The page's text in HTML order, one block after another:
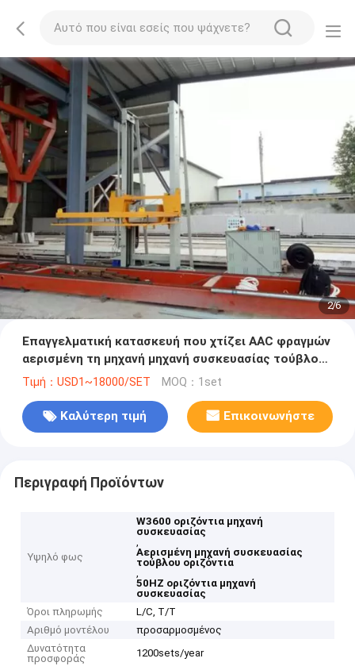
2/6
Επαγγελματική κατασκευή που χτίζει AAC φραγμών
αερισμένη τη μηχανή μηχανή συσκευασίας τούβλου
οριζόντια
Τιμή：USD1~18000/SET MOQ：1set
Καλύτερη τιμή Επικοινωνήστε
Περιγραφή Προϊόντων
Υψηλό φως
W3600 οριζόντια μηχανή
συσκευασίας
,
Αερισμένη μηχανή συσκευασίας
τούβλου οριζόντια
,
50HZ οριζόντια μηχανή
συσκευασίας
Όροι πληρωμής
L/C, T/T
Αριθμό μοντέλου
προσαρμοσμένος
Δυνατότητα
προσφοράς
1200sets/year